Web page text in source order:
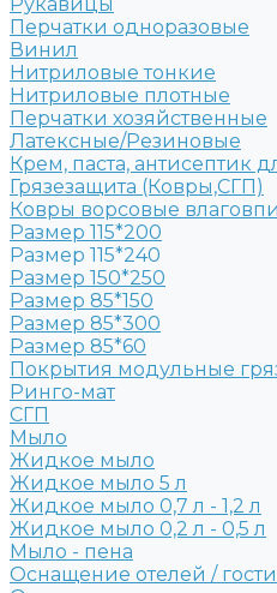
Перчатки одноразовые
Винил
Нитриловые тонкие
Нитриловые плотные
Перчатки хозяйственные
Латексные/Резиновые
Крем, паста, антисептик
Грязезащита (Ковры,СГП)
Ковры ворсовые
Размер 115*200
Размер 115*240
Размер 150*250
Размер 85*150
Размер 85*300
Размер 85*60
Покрытия модульные
Ринго-мат
СГП
Мыло
Жидкое мыло
Жидкое мыло 5 л
Жидкое мыло 0,7 л - 1,2 л
Жидкое мыло 0,2 л - 0,5 л
Мыло - пена
Оснащение отелей /